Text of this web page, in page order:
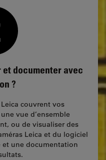
et documenter avec
?
couvrent vos
vue d’ensemble
ou de visualiser des
Leica et du logiciel
et une documentation